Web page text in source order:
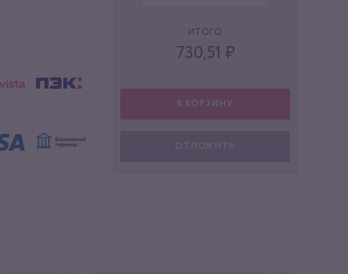
ИТОГО
730,51 ₽
В КОРЗИНУ